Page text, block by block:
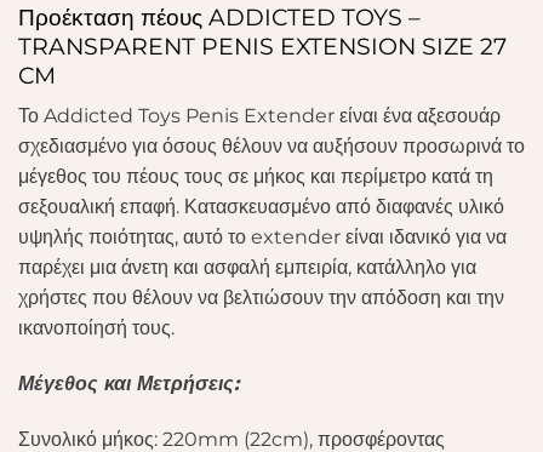
Προέκταση πέους ADDICTED TOYS –
TRANSPARENT PENIS EXTENSION SIZE 27
CM
Το Addicted Toys Penis Extender είναι ένα αξεσουάρ
σχεδιασμένο για όσους θέλουν να αυξήσουν προσωρινά το
μέγεθος του πέους τους σε μήκος και περίμετρο κατά τη
σεξουαλική επαφή. Κατασκευασμένο από διαφανές υλικό
υψηλής ποιότητας, αυτό το extender είναι ιδανικό για να
παρέχει μια άνετη και ασφαλή εμπειρία, κατάλληλο για
χρήστες που θέλουν να βελτιώσουν την απόδοση και την
ικανοποίησή τους.
Μέγεθος και Μετρήσεις:
Συνολικό μήκος: 220mm (22cm), προσφέροντας